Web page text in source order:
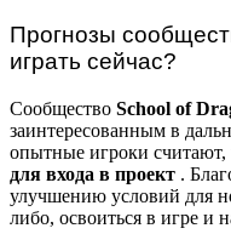
Прогнозы
играть сейчас?
Сообщество School of
заинтересованным в
опытные игроки считают,
для входа в проект .
улучшению условий для
либо, освоиться в игре и